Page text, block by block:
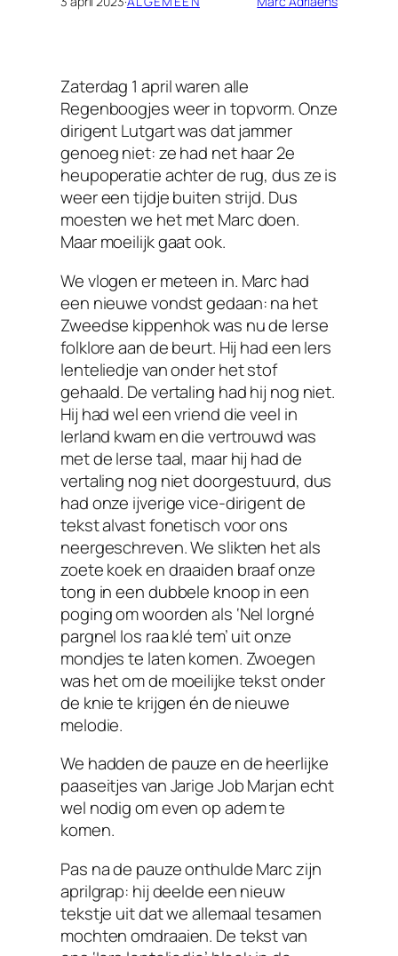
Zaterdag 1 april waren alle
Regenboogjes weer in topvorm. Onze
dirigent Lutgart was dat jammer
genoeg niet: ze had net haar 2e
heupoperatie achter de rug, dus ze is
weer een tijdje buiten strijd. Dus
moesten we het met Marc doen.
Maar moeilijk gaat ook.
We vlogen er meteen in. Marc had
een nieuwe vondst gedaan: na het
Zweedse kippenhok was nu de Ierse
folklore aan de beurt. Hij had een Iers
lenteliedje van onder het stof
gehaald. De vertaling had hij nog niet.
Hij had wel een vriend die veel in
Ierland kwam en die vertrouwd was
met de Ierse taal, maar hij had de
vertaling nog niet doorgestuurd, dus
had onze ijverige vice-dirigent de
tekst alvast fonetisch voor ons
neergeschreven. We slikten het als
zoete koek en draaiden braaf onze
tong in een dubbele knoop in een
poging om woorden als ‘Nel lorgné
pargnel los raa klé tem’ uit onze
mondjes te laten komen. Zwoegen
was het om de moeilijke tekst onder
de knie te krijgen én de nieuwe
melodie.
We hadden de pauze en de heerlijke
paaseitjes van Jarige Job Marjan echt
wel nodig om even op adem te
komen.
Pas na de pauze onthulde Marc zijn
aprilgrap: hij deelde een nieuw
tekstje uit dat we allemaal tesamen
mochten omdraaien. De tekst van